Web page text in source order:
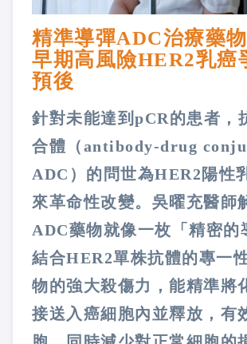
精準導彈ADC治療藥
早期高風險HER2乳癌
預後
針對未能達到pCR的患者，
合體（antibody-drug
ADC）的問世為HER2陽性
來革命性改變。吳曜充醫師
ADC藥物就像一枚「精密的
結合HER2單株抗體的專一
物的強大殺傷力，能精準將
接送入癌細胞內並釋放，有